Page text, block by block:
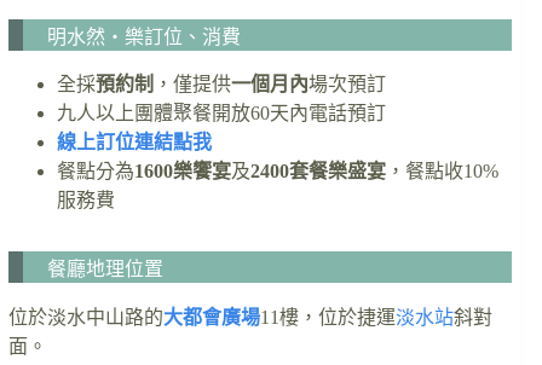
明水然・樂訂位、消費
全採預約制 ，僅提供一個月內場次預訂
九人以上團體聚餐開放60天內電話預訂
線上訂位連結點我
餐點分為1600樂饗宴及2400套餐樂盛宴 ，餐點收10%
服務費
餐廳地理位置
位於淡水中山路的大都會廣場11樓，位於捷運淡水站斜對
面。